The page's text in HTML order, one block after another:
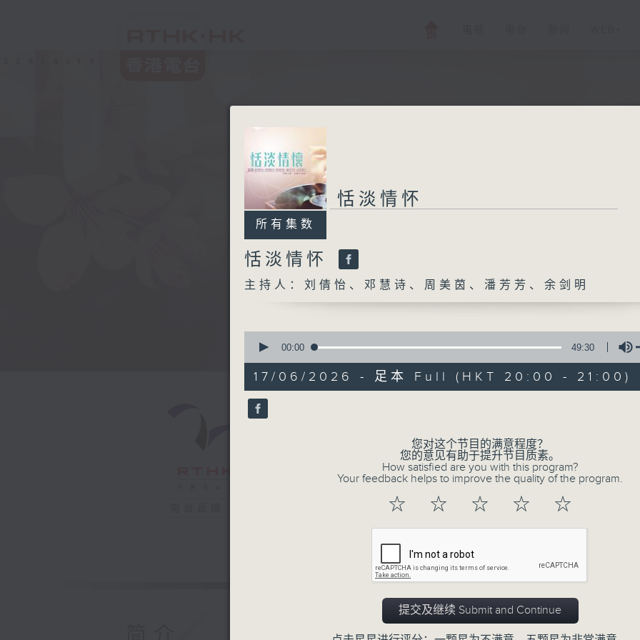
所有集数
恬淡情怀
所有集数
恬淡情怀
恬淡情怀
主持人：刘倩怡、邓慧诗、周美茵、潘芳芳、余剑明
seconds
49
minutes,
30
seconds
90%
00:00 49:30
17/06/2026 - 足本 Full (HKT 20:00 - 21:00)
您对这个节目的满意程度？
您的意见有助于提升节目质素。
How satisfied are you with this program?
Your feedback helps to improve the quality of the program.
☆ ☆ ☆ ☆ ☆
提交及继续 Submit and Continue